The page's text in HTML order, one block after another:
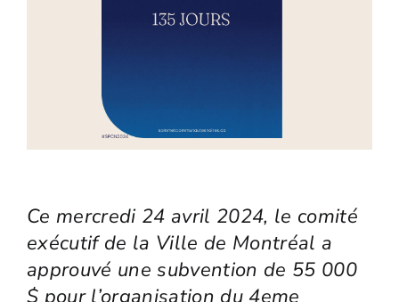
Ce mercredi 24 avril 2024, le comité
exécutif de la Ville de Montréal a
approuvé une subvention de 55 000